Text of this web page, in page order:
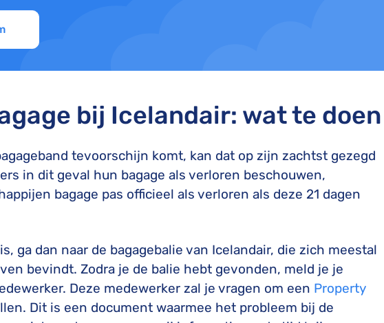
bij Icelandair: wat te doen
tevoorschijn komt, kan dat op zijn zachtst gezegd
in dit geval hun bagage als verloren beschouwen,
bagage pas officieel als verloren als deze 21 dagen
ga dan naar de bagagebalie van Icelandair, die zich meestal
bevindt. Zodra je de balie hebt gevonden, meld je je
Deze medewerker zal je vragen om een Property
Dit is een document waarmee het probleem bij de